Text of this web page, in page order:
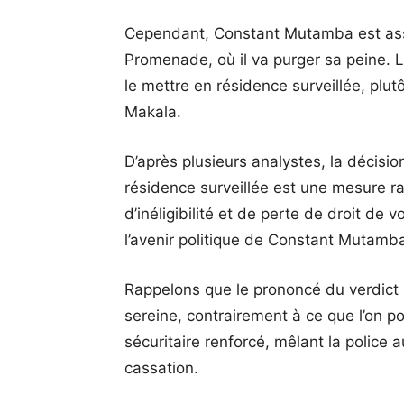
Cependant, Constant Mutamba est
Promenade, où il va purger sa peine.
le mettre en résidence surveillée,
Makala.
D’après plusieurs analystes, la
résidence surveillée est une mesure
d’inéligibilité et de perte de droit de
l’avenir politique de Constant
Rappelons que le prononcé du
sereine, contrairement à ce que l’on
sécuritaire renforcé, mêlant la police
cassation.